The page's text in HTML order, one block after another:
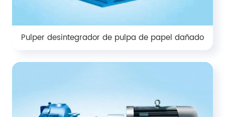
Pulper desintegrador de pulpa de papel dañado